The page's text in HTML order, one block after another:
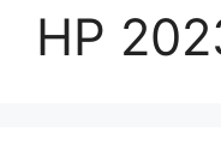
HP